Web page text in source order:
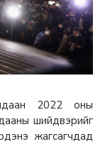
2022 оны
шийдвэрийг
жагсагчдад